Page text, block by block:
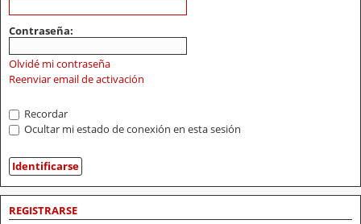
Contraseña:
Olvidé mi contraseña
Reenviar email de activación
Recordar
Ocultar mi estado de conexión en esta sesión
REGISTRARSE